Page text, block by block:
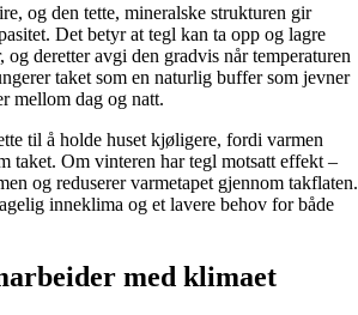
og den tette, mineralske strukturen gir
Det betyr at tegl kan ta opp og lagre
og deretter avgi den gradvis når temperaturen
taket som en naturlig buffer som jevner
mellom dag og natt.
til å holde huset kjøligere, fordi varmen
taket. Om vinteren har tegl motsatt effekt –
og reduserer varmetapet gjennom takflaten.
inneklima og et lavere behov for både
med klimaet